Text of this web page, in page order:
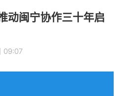
动闽宁协作三十年启
09:07